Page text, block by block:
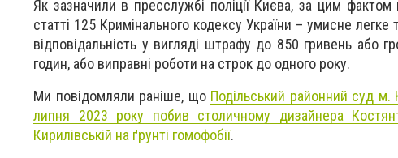
Як зазначили в пресслужбі поліції Києва, за цим
статті 125 Кримінального кодексу України – умисне
відповідальність у вигляді штрафу до 850 гривень або
годин, або виправні роботи на строк до одного року.
Ми повідомляли раніше, що Подільський районний суд м.
липня 2023 року побив столичному дизайнера
Кирилівській на ґрунті гомофобії.